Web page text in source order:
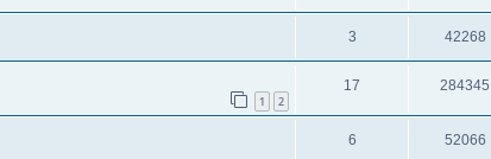
3 42268
1 2
17 284345
6 52066